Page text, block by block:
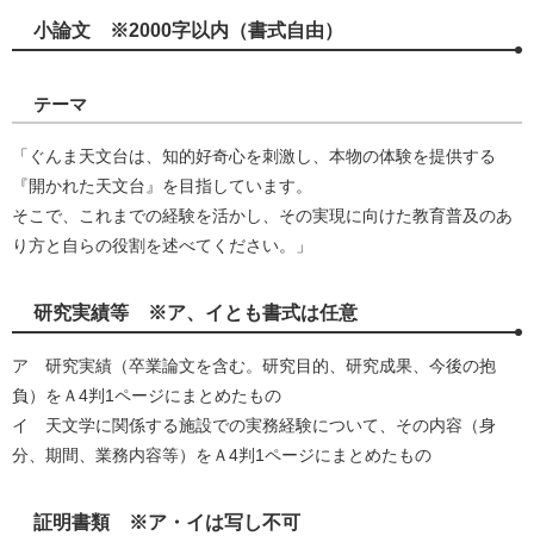
小論文 ※2000字以内（書式自由）
テーマ
「ぐんま天文台は、知的好奇心を刺激し、本物の体験を提供する
『開かれた天文台』を目指しています。
そこで、これまでの経験を活かし、その実現に向けた教育普及のあ
り方と自らの役割を述べてください。」
研究実績等 ※ア、イとも書式は任意
ア 研究実績（卒業論文を含む。研究目的、研究成果、今後の抱
負）をＡ4判1ページにまとめたもの
イ 天文学に関係する施設での実務経験について、その内容（身
分、期間、業務内容等）をＡ4判1ページにまとめたもの​
証明書類 ※ア・イは写し不可